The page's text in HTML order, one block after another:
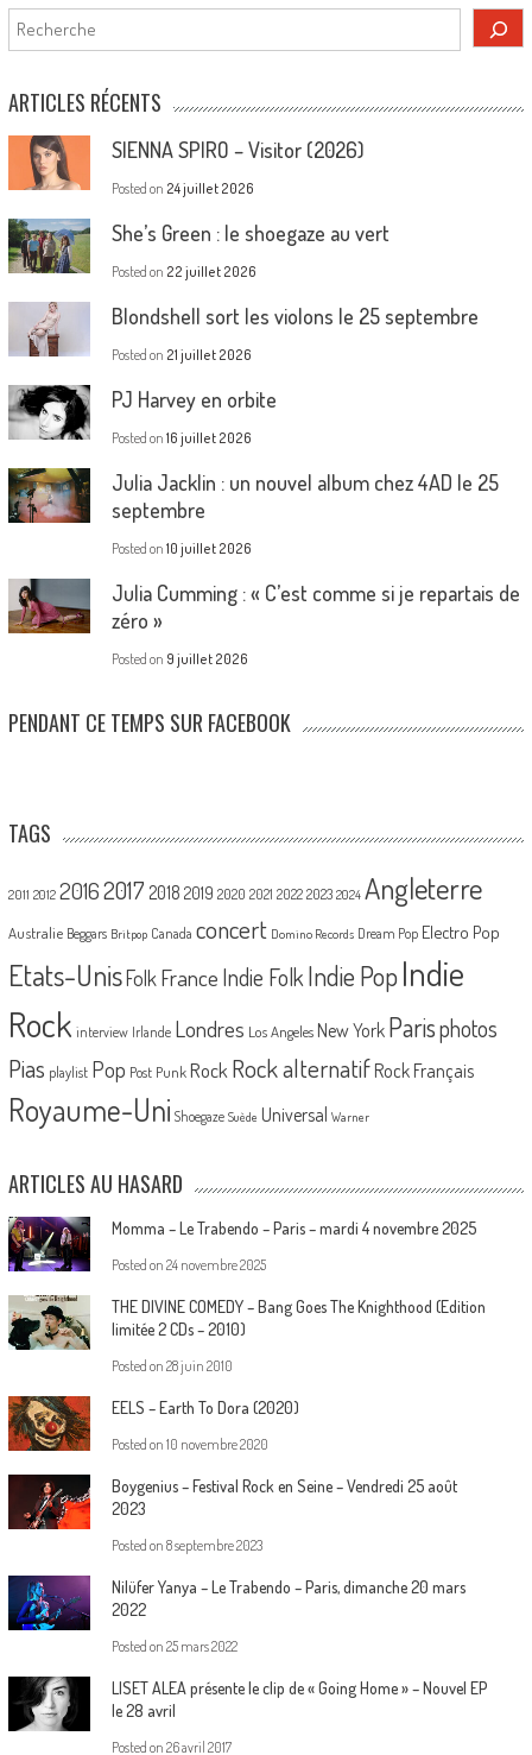
Rechercher
ARTICLES RÉCENTS
SIENNA SPIRO – Visitor (2026)
Posted on 24 juillet 2026
She’s Green : le shoegaze au vert
Posted on 22 juillet 2026
Blondshell sort les violons le 25 septembre
Posted on 21 juillet 2026
PJ Harvey en orbite
Posted on 16 juillet 2026
Julia Jacklin : un nouvel album chez 4AD le 25
septembre
Posted on 10 juillet 2026
Julia Cumming : « C’est comme si je repartais de
zéro »
Posted on 9 juillet 2026
PENDANT CE TEMPS SUR FACEBOOK
TAGS
2011 2012 20162017 2018 2019 2020 2021 2022 2023 2024 Angleterre
Australie Beggars Britpop Canada concert Domino Records Dream Pop Electro Pop
Etats-UnisFolk France Indie Folk Indie PopIndie
Rock interview Irlande Londres Los Angeles New York Parisphotos
Pias playlist Pop Post Punk Rock Rock alternatif Rock Français
Royaume-Uni Shoegaze Suède Universal Warner
ARTICLES AU HASARD
Momma – Le Trabendo – Paris – mardi 4 novembre 2025
Posted on 24 novembre 2025
THE DIVINE COMEDY – Bang Goes The Knighthood (Edition
limitée 2 CDs – 2010)
Posted on 28 juin 2010
EELS – Earth To Dora (2020)
Posted on 10 novembre 2020
Boygenius – Festival Rock en Seine – Vendredi 25 août
2023
Posted on 8 septembre 2023
Nilüfer Yanya – Le Trabendo – Paris, dimanche 20 mars
2022
Posted on 25 mars 2022
LISET ALEA présente le clip de « Going Home » – Nouvel EP
le 28 avril
Posted on 26 avril 2017